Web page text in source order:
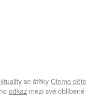
se štítkyČteme
odkaz mezi své